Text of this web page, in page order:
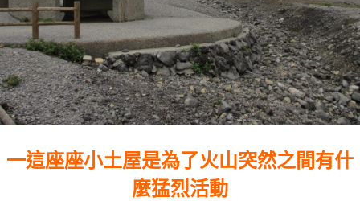
一這座座小土屋是為了火山突然之間有什
麼猛烈活動